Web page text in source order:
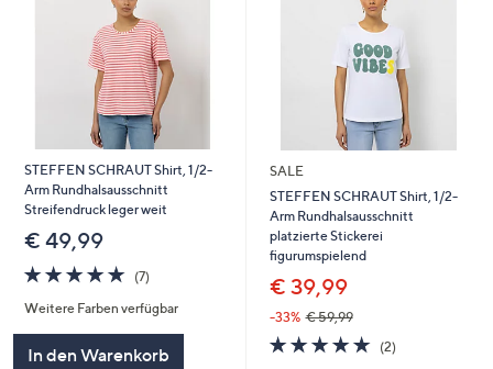
STEFFEN SCHRAUT Shirt, 1/2-
Arm Rundhalsausschnitt
Streifendruck leger weit
€ 49,99
5.0
von
5
(7)
Weitere Farben verfügbar
In den Warenkorb
SALE
STEFFEN SCHRAUT Shirt, 1/2-
Arm Rundhalsausschnitt
platzierte Stickerei
figurumspielend
€ 39,99
-33% € 59,99
5.0
von
(2)